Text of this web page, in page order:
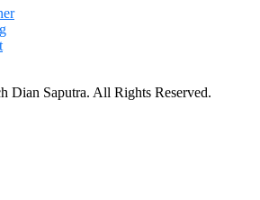
Dian Saputra. All Rights Reserved.